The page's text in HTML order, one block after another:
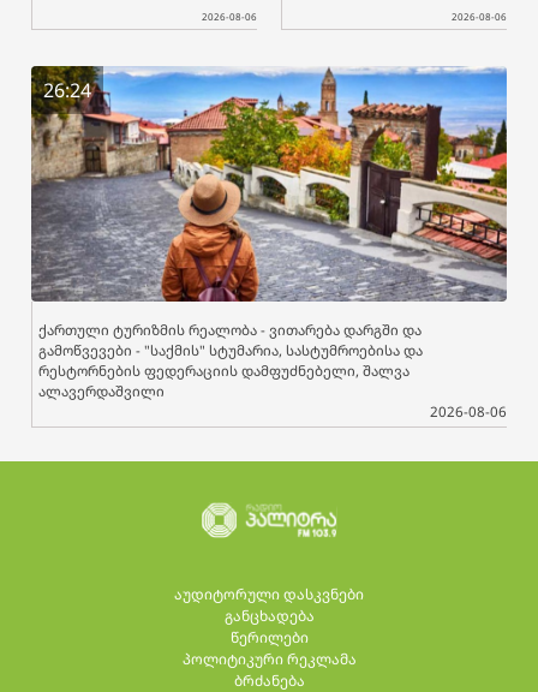
2026-08-06
2026-08-06
26:24
ქართული ტურიზმის რეალობა - ვითარება დარგში და
გამოწვევები - "საქმის" სტუმარია, სასტუმროებისა და
რესტორნების ფედერაციის დამფუძნებელი, შალვა
ალავერდაშვილი
2026-08-06
აუდიტორული დასკვნები
განცხადება
წერილები
პოლიტიკური რეკლამა
ბრძანება